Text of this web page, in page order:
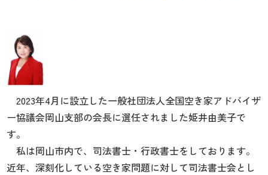
2023年4月に設立した一般社団法人全国空き家アドバイザ
ー協議会岡山支部の会長に選任されました姫井由美子で
す。
私は岡山市内で、司法書士・行政書士をしております。
近年、深刻化している空き家問題に対して司法書士会とし